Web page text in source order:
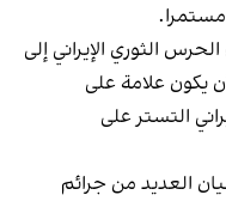
الثوري الإيراني إلى
يكون علامة على
التستر على
العديد من جرائم